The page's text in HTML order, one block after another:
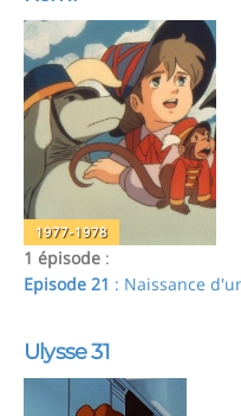
1977-1978
1 épisode :
Episode 21 : Naissance
Ulysse 31